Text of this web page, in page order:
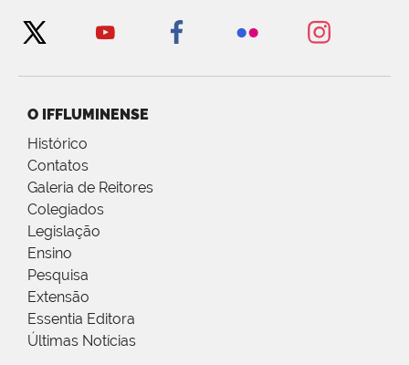
O IFFLUMINENSE
Histórico
Contatos
Galeria de Reitores
Colegiados
Legislação
Ensino
Pesquisa
Extensão
Essentia Editora
Últimas Notícias